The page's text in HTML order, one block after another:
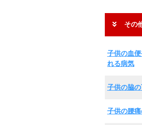
その
子供の血
れる病気
子供の脇
子供の腰